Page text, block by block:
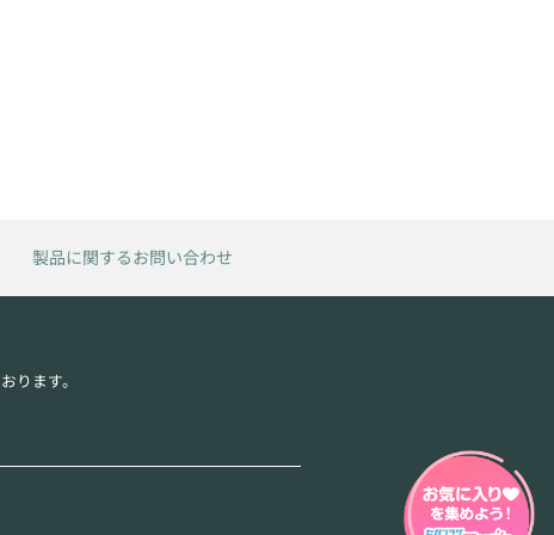
製品に関するお問い合わせ
ります。